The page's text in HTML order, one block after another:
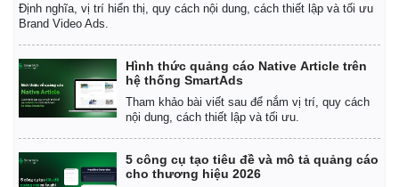
Định nghĩa, vị trí hiển thị, quy cách nội dung, cách thiết lập và tối ưu
Brand Video Ads.
Hình thức quảng cáo Native Article trên
hệ thống SmartAds
Tham khảo bài viết sau để nắm vị trí, quy cách
nội dung, cách thiết lập và tối ưu.
5 công cụ tạo tiêu đề và mô tả quảng cáo
cho thương hiệu 2026